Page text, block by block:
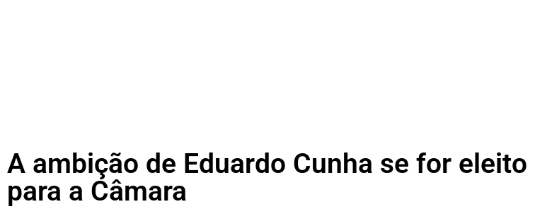
A ambição de Eduardo Cunha se for eleito
para a Câmara